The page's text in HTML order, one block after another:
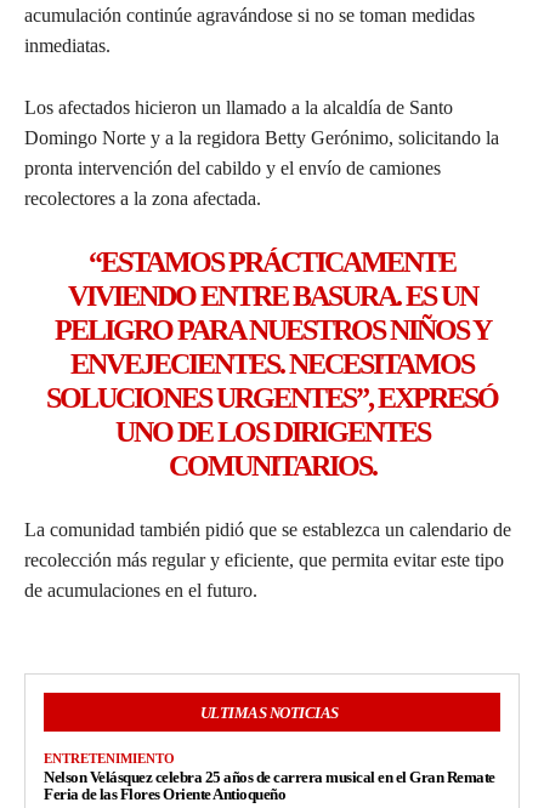
acumulación continúe agravándose si no se toman medidas
inmediatas.
Los afectados hicieron un llamado a la alcaldía de Santo
Domingo Norte y a la regidora Betty Gerónimo, solicitando la
pronta intervención del cabildo y el envío de camiones
recolectores a la zona afectada.
“ESTAMOS PRÁCTICAMENTE
VIVIENDO ENTRE BASURA. ES UN
PELIGRO PARA NUESTROS NIÑOS Y
ENVEJECIENTES. NECESITAMOS
SOLUCIONES URGENTES”, EXPRESÓ
UNO DE LOS DIRIGENTES
COMUNITARIOS.
La comunidad también pidió que se establezca un calendario de
recolección más regular y eficiente, que permita evitar este tipo
de acumulaciones en el futuro.
ULTIMAS NOTICIAS
ENTRETENIMIENTO
Nelson Velásquez celebra 25 años de carrera musical en el Gran Remate
Feria de las Flores Oriente Antioqueño